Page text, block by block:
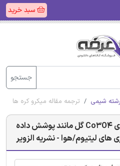
سبد خرید
جستجو
شیمی ترجمه مقاله میکرو کره های Co3O4 گل مانند پوشش داده شده با نانوذرات مس برای باتری های لیتیوم/هوا - نشریه الزویر
ترجمه مقاله میکرو کره های Co3O4 گل مانند پوشش داده
های لیتیوم/هوا - نشریه الزویر